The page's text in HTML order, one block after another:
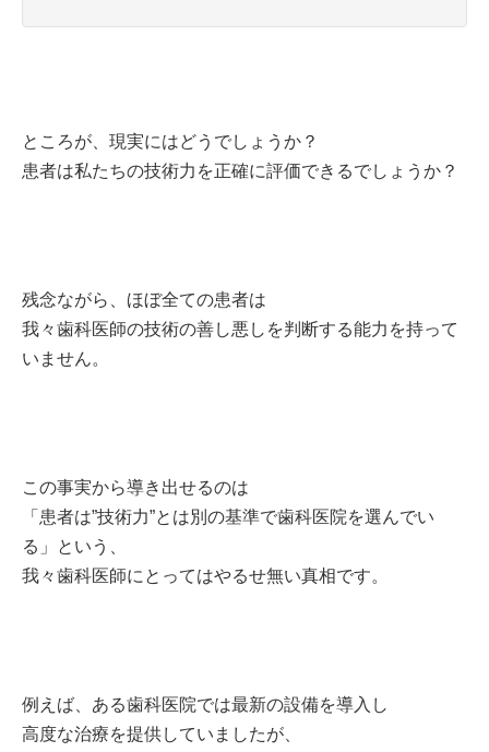
ところが、現実にはどうでしょうか？
患者は私たちの技術力を正確に評価できるでしょうか？
残念ながら、ほぼ全ての患者は
我々歯科医師の技術の善し悪しを判断する能力を持って
いません。
この事実から導き出せるのは
「患者は”技術力”とは別の基準で歯科医院を選んでい
る」という、
我々歯科医師にとってはやるせ無い真相です。
例えば、ある歯科医院では最新の設備を導入し
高度な治療を提供していましたが、